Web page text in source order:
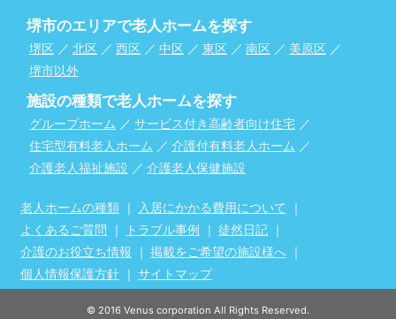
堺市のエリアで老人ホームを探す
堺区 ／ 北区 ／ 西区 ／ 中区 ／ 東区 ／ 南区 ／ 美原区 ／
堺市以外
施設の種類で老人ホームを探す
グループホーム ／ サービス付き高齢者向け住宅 ／
住宅型有料老人ホーム ／ 介護付有料老人ホーム ／
介護老人福祉施設 ／ 介護老人保健施設
老人ホームの種類 ｜ 入居にかかる費用について
｜
よくあるご質問 ｜ トラブル事例 ｜ 徒然日記 ｜
介護のお役立ち情報 ｜ 掲載をご希望の施設様へ ｜
個人情報保護方針 ｜ サイトマップ
© 2016 Venus corporation All Rights Reserved.